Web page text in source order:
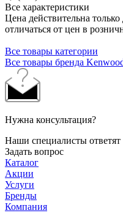
Все характеристики
Цена действительна
отличаться от цен в
Все товары категории
Все товары бренда
Нужна консультация?
Наши специалисты
Задать вопрос
Каталог
Акции
Услуги
Бренды
Компания